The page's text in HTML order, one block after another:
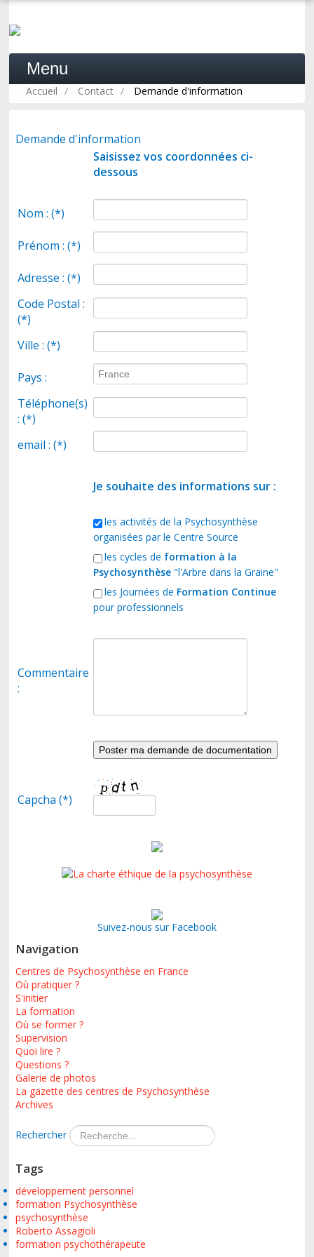
Menu
ACCUEIL
LA PSYCHOSYNTHÈSE
PRATIQUE
FORMATION
Accueil / Contact / Demande d'information
Demande d'information
Saisissez vos coordonnées ci-
dessous
Nom : (*)
Prénom : (*)
Adresse : (*)
Code Postal :
(*)
Ville : (*)
Pays :
Téléphone(s)
: (*)
email : (*)
Je souhaite des informations sur :
les activités de la Psychosynthèse
organisées par le Centre Source
les cycles de formation à la
Psychosynthèse"l'Arbre dans la Graine"
les Journées de Formation Continue
pour professionnels
Commentaire
:
Capcha (*)
Suivez-nous sur Facebook
Navigation
Centres de Psychosynthèse en France
Où pratiquer ?
S'initier
La formation
Où se former ?
Supervision
Quoi lire ?
Questions ?
Galerie de photos
La gazette des centres de Psychosynthèse
Archives
Rechercher
Tags
développement personnel
formation Psychosynthèse
psychosynthèse
Roberto Assagioli
formation psychothérapeute